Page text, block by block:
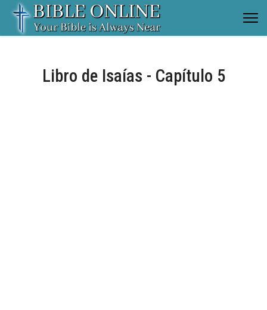
Libro de Isaías - Capítulo 5